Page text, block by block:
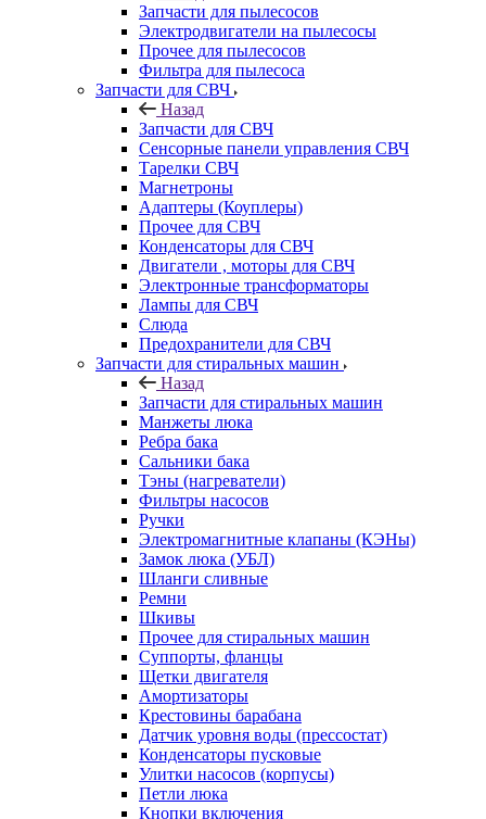
Запчасти для пылесосов
Электродвигатели на пылесосы
Прочее для пылесосов
Фильтра для пылесоса
Запчасти для СВЧ
Назад
Запчасти для СВЧ
Сенсорные панели управления СВЧ
Тарелки СВЧ
Магнетроны
Адаптеры (Коуплеры)
Прочее для СВЧ
Конденсаторы для СВЧ
Двигатели , моторы для СВЧ
Электронные трансформаторы
Лампы для СВЧ
Слюда
Предохранители для СВЧ
Запчасти для стиральных машин
Назад
Запчасти для стиральных машин
Манжеты люка
Ребра бака
Сальники бака
Тэны (нагреватели)
Фильтры насосов
Ручки
Электромагнитные клапаны (КЭНы)
Замок люка (УБЛ)
Шланги сливные
Ремни
Шкивы
Прочее для стиральных машин
Суппорты, фланцы
Щетки двигателя
Амортизаторы
Крестовины барабана
Датчик уровня воды (прессостат)
Конденсаторы пусковые
Улитки насосов (корпусы)
Петли люка
Кнопки включения